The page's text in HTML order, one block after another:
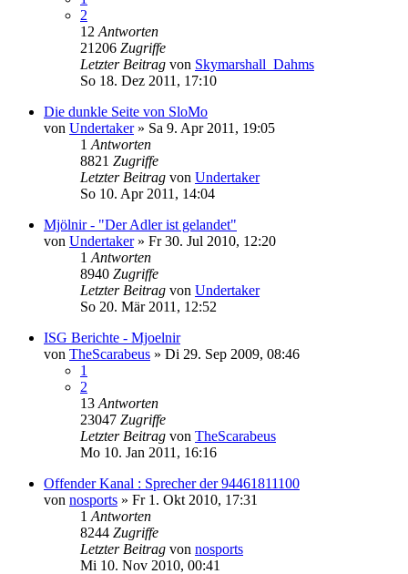
2
12 Antworten
21206 Zugriffe
Letzter Beitrag von Skymarshall_Dahms
So 18. Dez 2011, 17:10
Die dunkle Seite von SloMo
von Undertaker» Sa 9. Apr 2011, 19:05
1 Antworten
8821 Zugriffe
Letzter Beitrag von Undertaker
So 10. Apr 2011, 14:04
Mjölnir - "Der Adler ist gelandet"
von Undertaker» Fr 30. Jul 2010, 12:20
1 Antworten
8940 Zugriffe
Letzter Beitrag von Undertaker
So 20. Mär 2011, 12:52
ISG Berichte - Mjoelnir
von TheScarabeus » Di 29. Sep 2009, 08:46
1
2
13 Antworten
23047 Zugriffe
Letzter Beitrag von TheScarabeus
Mo 10. Jan 2011, 16:16
Offender Kanal : Sprecher der 94461811100
von nosports » Fr 1. Okt 2010, 17:31
1 Antworten
8244 Zugriffe
Letzter Beitrag von nosports
Mi 10. Nov 2010, 00:41